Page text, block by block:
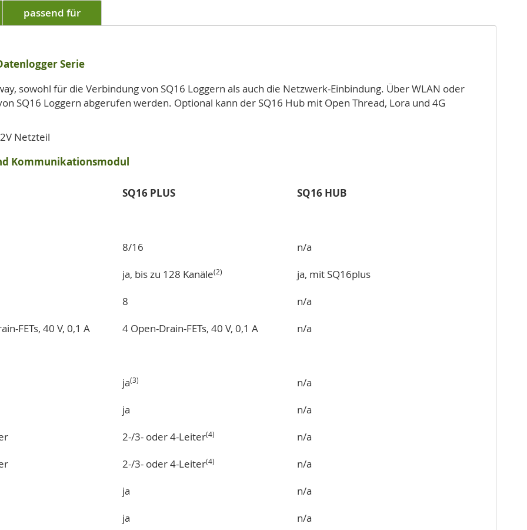
passend für
Serie
sowohl für die Verbindung von SQ16 Loggern als auch die Netzwerk-Einbindung. Über WLAN oder
SQ16 Loggern abgerufen werden. Optional kann der SQ16 Hub mit Open Thread, Lora und 4G
Netzteil
Kommunikationsmodul
SQ16 PLUS SQ16 HUB
8/16
n/a
ja, bis zu 128 Kanäle(2)
ja, mit SQ16plus
8
n/a
FETs, 40 V, 0,1 A 4 Open-Drain-FETs, 40 V, 0,1 A
n/a
ja(3)
n/a
ja
n/a
2-/3- oder 4-Leiter(4)
n/a
2-/3- oder 4-Leiter(4)
n/a
ja
n/a
ja
n/a